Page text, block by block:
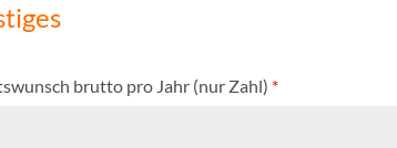
brutto pro Jahr (nur Zahl) *